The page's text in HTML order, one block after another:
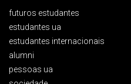
futuros estudantes
estudantes ua
estudantes internacionais
alumni
pessoas ua